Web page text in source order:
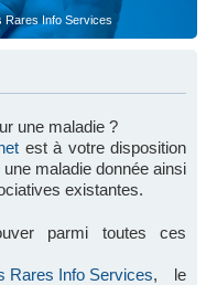
Rares Info Services
une maladie ?
est à votre disposition
maladie donnée ainsi
existantes.
parmi toutes ces
Rares Info Services, le